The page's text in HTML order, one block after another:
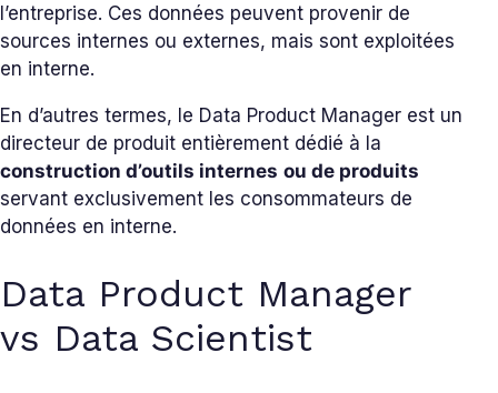
l’entreprise. Ces données peuvent provenir de
sources internes ou externes, mais sont exploitées
en interne.
En d’autres termes, le Data Product Manager est un
directeur de produit entièrement dédié à la
construction d’outils internes ou de produits
servant exclusivement les consommateurs de
données en interne.
Data Product Manager
vs Data Scientist